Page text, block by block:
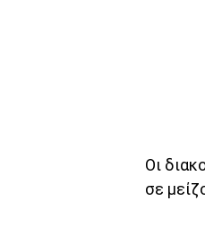
Οι
σε